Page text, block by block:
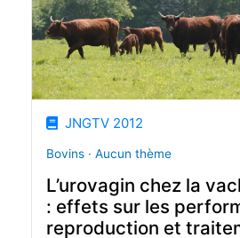
JNGTV 2012
Bovins · Aucun thème
L’urovagin chez la
: effets sur les
reproduction et